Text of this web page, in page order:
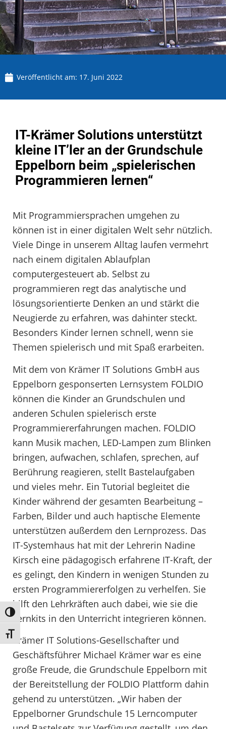
Umschalten auf hohe Kontraste
Schrift vergrößern
Veröffentlicht am: 17. Juni 2022
IT-Krämer Solutions unterstützt
kleine IT’ler an der Grundschule
Eppelborn beim „spielerischen
Programmieren lernen“
Mit Programmiersprachen umgehen zu
können ist in einer digitalen Welt sehr nützlich.
Viele Dinge in unserem Alltag laufen vermehrt
nach einem digitalen Ablaufplan
computergesteuert ab. Selbst zu
programmieren regt das analytische und
lösungsorientierte Denken an und stärkt die
Neugierde zu erfahren, was dahinter steckt.
Besonders Kinder lernen schnell, wenn sie
Themen spielerisch und mit Spaß erarbeiten.
Mit dem von Krämer IT Solutions GmbH aus
Eppelborn gesponserten Lernsystem FOLDIO
können die Kinder an Grundschulen und
anderen Schulen spielerisch erste
Programmiererfahrungen machen. FOLDIO
kann Musik machen, LED-Lampen zum Blinken
bringen, aufwachen, schlafen, sprechen, auf
Berührung reagieren, stellt Bastelaufgaben
und vieles mehr. Ein Tutorial begleitet die
Kinder während der gesamten Bearbeitung –
Farben, Bilder und auch haptische Elemente
unterstützen außerdem den Lernprozess. Das
IT-Systemhaus hat mit der Lehrerin Nadine
Kirsch eine pädagogisch erfahrene IT-Kraft, der
es gelingt, den Kindern in wenigen Stunden zu
ersten Programmiererfolgen zu verhelfen. Sie
hilft den Lehrkräften auch dabei, wie sie die
Lernkits in den Unterricht integrieren können.
Krämer IT Solutions-Gesellschafter und
Geschäftsführer Michael Krämer war es eine
große Freude, die Grundschule Eppelborn mit
der Bereitstellung der FOLDIO Plattform dahin
gehend zu unterstützen. „Wir haben der
Eppelborner Grundschule 15 Lerncomputer